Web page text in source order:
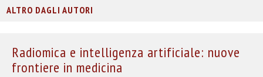
ALTRO DAGLI AUTORI
Radiomica e intelligenza artificiale: nuove
frontiere in medicina